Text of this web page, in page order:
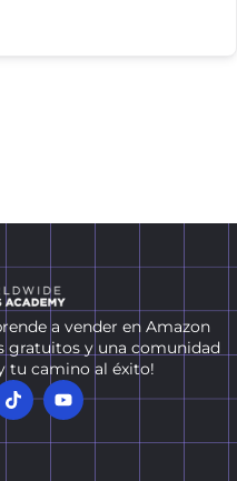
a vender en Amazon
gratuitos y una comunidad
tu camino al éxito!